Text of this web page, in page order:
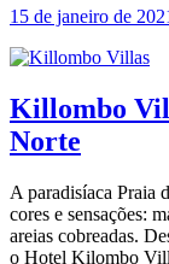
15 de janeiro de
Killombo
Norte
A paradisíaca Praia
cores e sensações:
areias cobreadas.
o Hotel Kilombo